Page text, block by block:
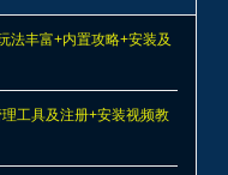
法丰富+内置攻略+安装及
工具及注册+安装视频教